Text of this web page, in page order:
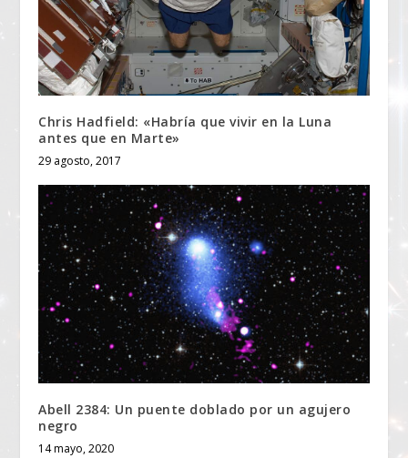
Chris Hadfield: «Habría que vivir en la Luna
antes que en Marte»
29 agosto, 2017
Abell 2384: Un puente doblado por un agujero
negro
14 mayo, 2020